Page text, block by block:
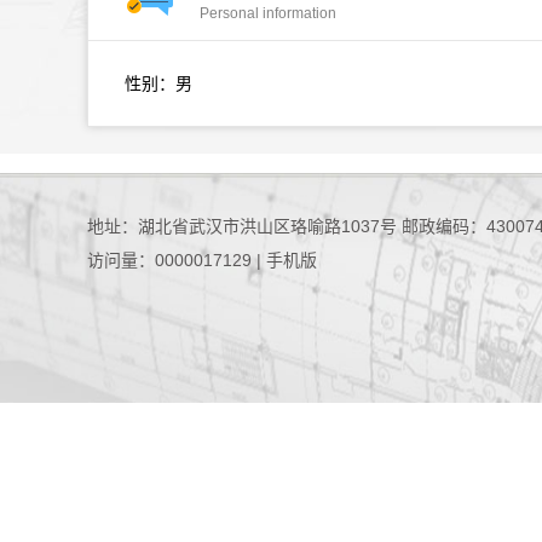
Personal information
性别：男
地址：湖北省武汉市洪山区珞喻路1037号 邮政编码：
访问量： 0000017129 | 手机版